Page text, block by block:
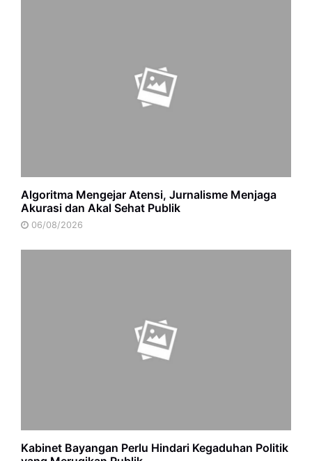
Algoritma Mengejar Atensi, Jurnalisme Menjaga
Akurasi dan Akal Sehat Publik
06/08/2026
Kabinet Bayangan Perlu Hindari Kegaduhan Politik